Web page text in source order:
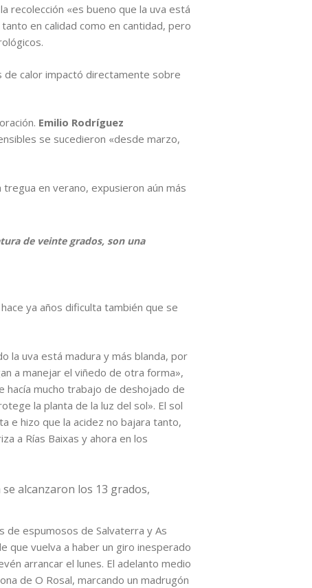
recolección «es bueno que la uva está
en calidad como en cantidad, pero
de calor impactó directamente sobre
Emilio Rodríguez
se sucedieron «desde marzo,
en verano, expusieron aún más
de veinte grados, son una
ya años dificulta también que se
la uva está madura y más blanda, por
a manejar el viñedo de otra forma»,
hacía mucho trabajo de deshojado de
la planta de la luz del sol». El sol
e hizo que la acidez no bajara tanto,
a Rías Baixas y ahora en los
alcanzaron los 13 grados,
de espumosos de Salvaterra y As
que vuelva a haber un giro inesperado
arrancar el lunes. El adelanto medio
de O Rosal, marcando un madrugón